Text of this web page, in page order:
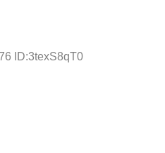
ID:3texS8qT0